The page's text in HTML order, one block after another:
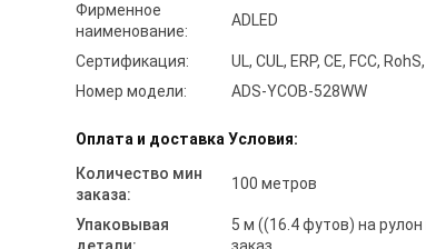
Фирменное
наименование:
ADLED
Сертификация:
UL, CUL, ERP, CE, FCC,
Номер модели:
ADS-YCOB-528WW
Оплата и доставка Условия:
Количество мин
заказа:
100 метров
Упаковывая
5 м ((16.4 футов) на рулон